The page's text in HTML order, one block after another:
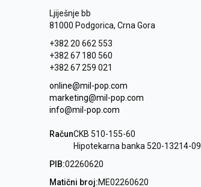
Ljiješnje bb
81000 Podgorica, Crna Gora
+382 20 662 553
+382 67 180 560
+382 67 259 021
online@mil-pop.com
marketing@mil-pop.com
info@mil-pop.com
RačunCKB 510-155-60
Hipotekarna banka 520-13214-09
PIB:02260620
Matični broj:ME02260620